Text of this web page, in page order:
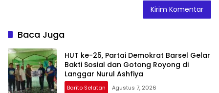
Baca Juga
HUT ke-25, Partai Demokrat Barsel Gelar
Bakti Sosial dan Gotong Royong di
Langgar Nurul Ashfiya
Barito Selatan Agustus 7, 2026